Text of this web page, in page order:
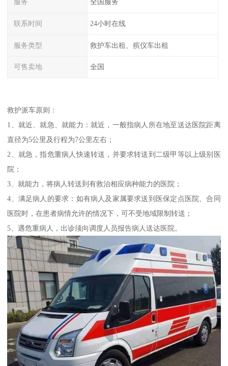
联系时间 24小时在线
服务类型 救护车出租、殡仪车出租
可售卖地 全国
救护派车原则：
1、就近、就急、就能力：就近，一般指病人所在地至送达医院距离
直径为5公里及行程为7公里左右；
2、就急，指危重病人快速转送，并要求转送到二级甲等以上级别医
院；
3、就能力，将病人转送到有救治相应病种能力的医院；
4、满足病人的要求：如有病人及家属要求送到医保定点医院、合同
医院时，在患者病情允许的情况下，可不受地域限制转送；
5、遇危重病人，出诊须向调度人员报告病人送达医院。